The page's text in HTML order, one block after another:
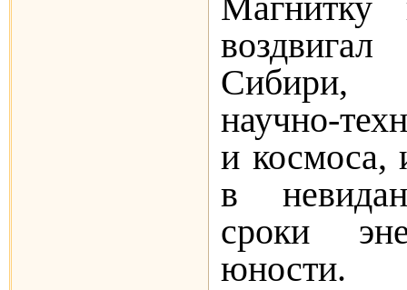
Магнитку
Сибири,
научно-
и космоса,
в
сроки
юности.